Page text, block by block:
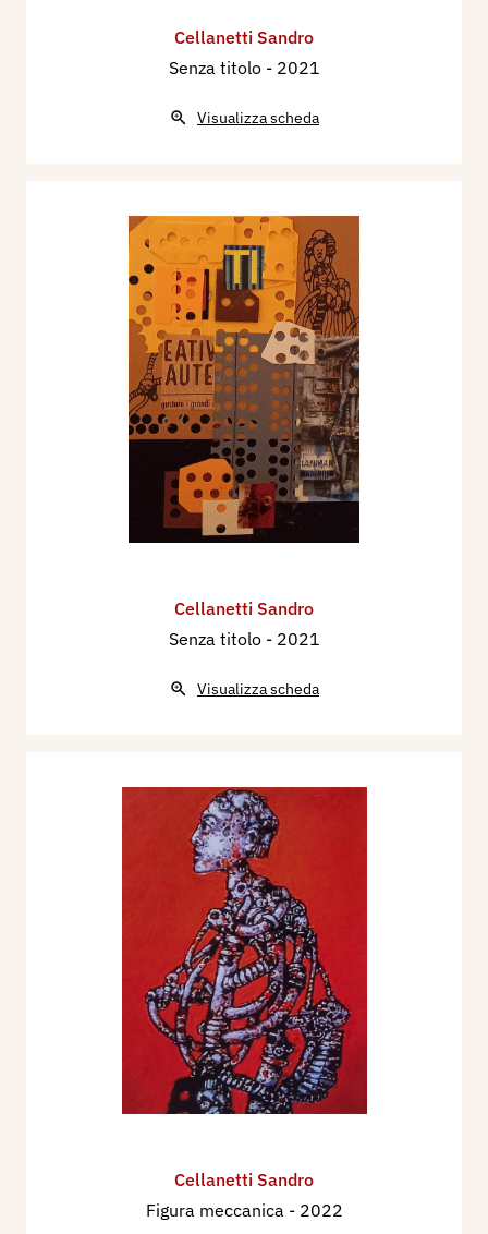
Cellanetti Sandro
Senza titolo - 2021
Visualizza scheda
Cellanetti Sandro
Senza titolo - 2021
Visualizza scheda
Cellanetti Sandro
Figura meccanica - 2022